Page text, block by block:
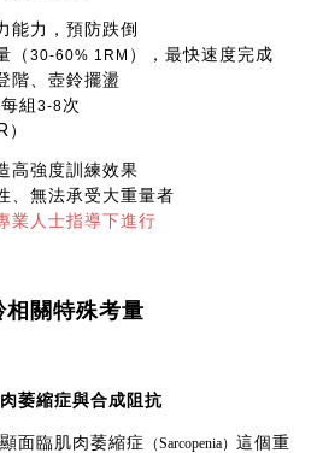
能力，預防跌倒
（ 30-60% 1RM ），最快速度完成
階、壺鈴擺盪
組 3-8次
高強度訓練效果
、無法承受大重量者
業人士指導下進行
相關特殊考量
萎縮症與合成阻抗
面臨肌肉萎縮症 （Sarcopenia） 這個重